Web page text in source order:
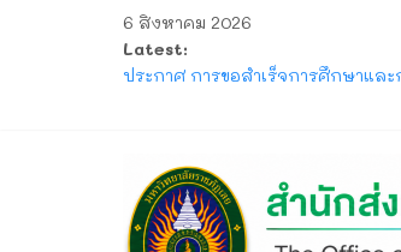
6 สิงหาคม 2026
Latest:
ประกาศ ให้นักศึกษาระดับปริญญาต
ประกาศ รับสมัครและรับรายงานตั
สำนัก